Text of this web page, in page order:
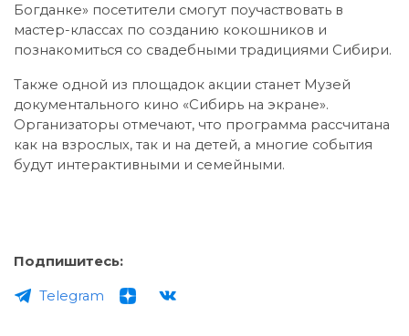
Богданке» посетители смогут поучаствовать в
мастер-классах по созданию кокошников и
познакомиться со свадебными традициями Сибири.
Также одной из площадок акции станет Музей
документального кино «Сибирь на экране».
Организаторы отмечают, что программа рассчитана
как на взрослых, так и на детей, а многие события
будут интерактивными и семейными.
Подпишитесь:
Telegram